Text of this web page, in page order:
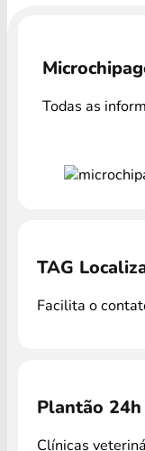
Todas as
TAG
Facilita o
Plantão 24h
Clínicas